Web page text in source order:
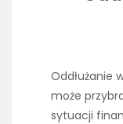
Oddłużanie
może
sytuacji